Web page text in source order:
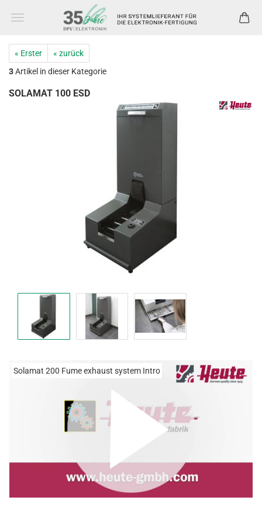
« Erster
« zurück
3Artikel in dieser Kategorie
SOLAMAT 100 ESD
Solamat 200 Fume exhaust system Intro